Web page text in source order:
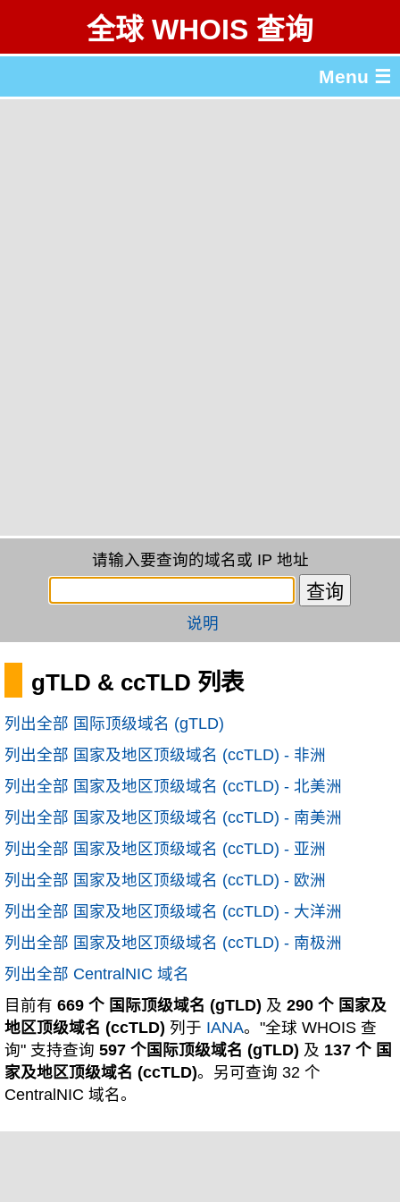
全球 WHOIS 查询
Menu ☰
请输入要查询的域名或 IP 地址
说明
gTLD & ccTLD 列表
列出全部 国际顶级域名 (gTLD)
列出全部 国家及地区顶级域名 (ccTLD) - 非洲
列出全部 国家及地区顶级域名 (ccTLD) - 北美洲
列出全部 国家及地区顶级域名 (ccTLD) - 南美洲
列出全部 国家及地区顶级域名 (ccTLD) - 亚洲
列出全部 国家及地区顶级域名 (ccTLD) - 欧洲
列出全部 国家及地区顶级域名 (ccTLD) - 大洋洲
列出全部 国家及地区顶级域名 (ccTLD) - 南极洲
列出全部 CentralNIC 域名
目前有 669 个 国际顶级域名 (gTLD) 及 290 个 国家及
地区顶级域名 (ccTLD) 列于 IANA。"全球 WHOIS 查
询" 支持查询 597 个国际顶级域名 (gTLD) 及 137 个 国
家及地区顶级域名 (ccTLD)。另可查询 32 个
CentralNIC 域名。